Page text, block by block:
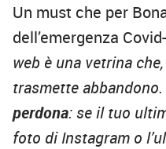
Un must che per
dell’emergenza
web è una vetrina
trasmette abbandono.
perdona: se il tuo
foto di Instagram o